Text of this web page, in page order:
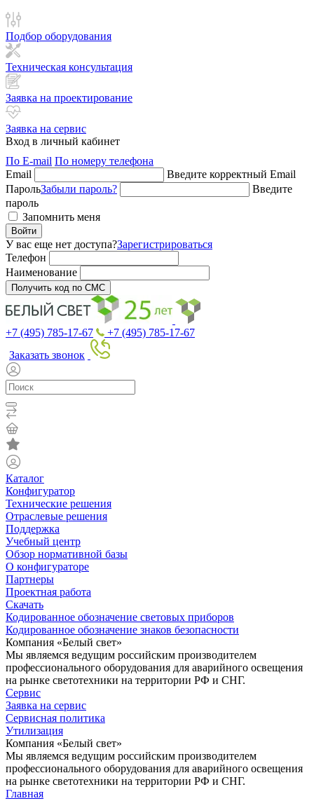
Подбор оборудования
Техническая консультация
Заявка на проектирование
Заявка на сервис
Вход в личный кабинет
По E-mail По номеру телефона
Email
Введите корректный Email
ПарольЗабыли пароль?
Введите
пароль
Запомнить меня
Войти
У вас еще нет доступа?Зарегистрироваться
Телефон
Наименование
Получить код по СМС
+7 (495) 785-17-67
+7 (495) 785-17-67
Заказать звонок
Каталог
Конфигуратор
Технические решения
Отраслевые решения
Поддержка
Учебный центр
Обзор нормативной базы
О конфигураторе
Партнеры
Проектная работа
Скачать
Кодированное обозначение световых приборов
Кодированное обозначение знаков безопасности
Компания «Белый свет»
Мы являемся ведущим российским производителем
профессионального оборудования для аварийного освещения
на рынке светотехники на территории РФ и СНГ.
Сервис
Заявка на сервис
Сервисная политика
Утилизация
Компания «Белый свет»
Мы являемся ведущим российским производителем
профессионального оборудования для аварийного освещения
на рынке светотехники на территории РФ и СНГ.
Главная